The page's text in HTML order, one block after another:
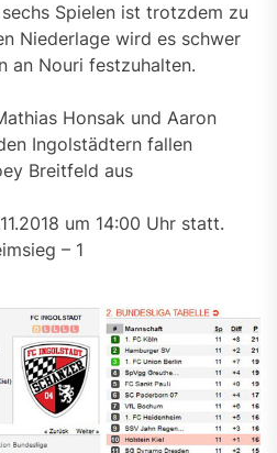
Spielen ist trotzdem zu
Niederlage wird es schwer
an Nouri festzuhalten.
Honsak und Aaron
Ingolstädtern fallen
Breitfeld aus
um 14:00 Uhr statt.
– 1